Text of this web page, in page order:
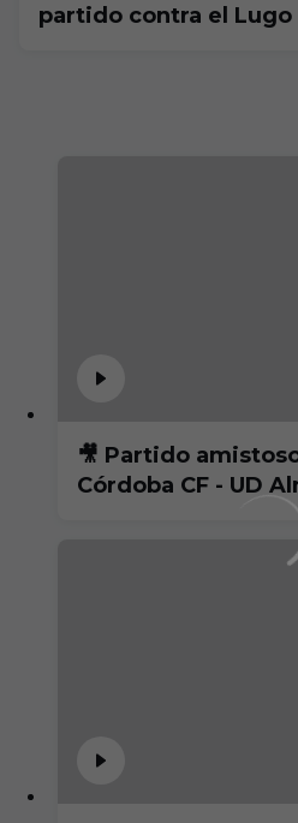
partido contra el Lugo
🎥 Partido amistoso pretemporada
Córdoba CF - UD